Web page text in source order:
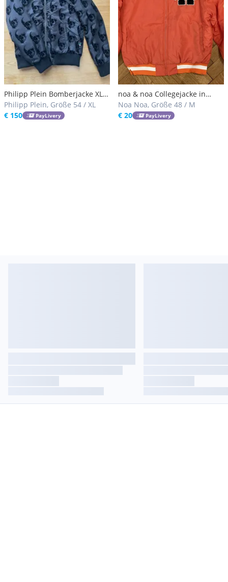
Philipp Plein Bomberjacke XL
wie neu (1x getragen)
Philipp Plein, Größe 54 / XL
€ 150
PayLivery
noa & noa Collegejacke in
Orange - Größe M - Sehr guter
Zustand
Noa Noa, Größe 48 / M
€ 20
PayLivery